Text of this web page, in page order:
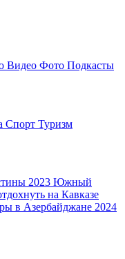
Видео Фото Подкасты
Спорт Туризм
2023 Южный
на Кавказе
в Азербайджане 2024